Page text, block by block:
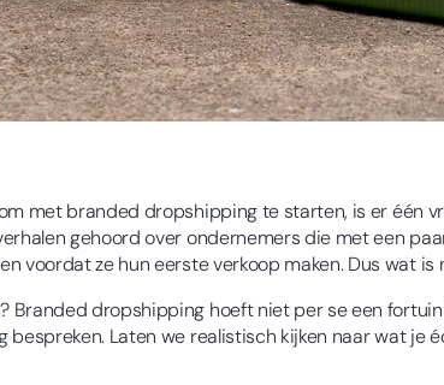
met branded dropshipping te starten, is er één
gehoord over ondernemers die met een
voordat ze hun eerste verkoop maken. Dus wat is
Branded dropshipping hoeft niet per se een
bespreken. Laten we realistisch kijken naar wat je